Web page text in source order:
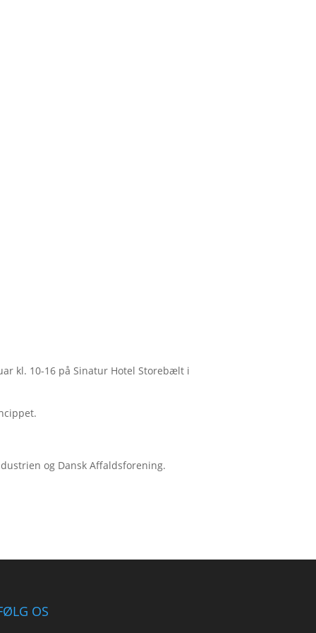
kl. 10-16 på Sinatur Hotel Storebælt i
og Dansk Affaldsforening.
OS